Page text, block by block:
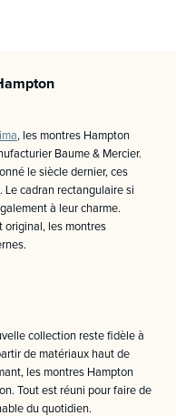
, les montres Hampton
Baume & Mercier.
le siècle dernier, ces
cadran rectangulaire si
à leur charme.
original, les montres
collection reste fidèle à
de matériaux haut de
les montres Hampton
Tout est réuni pour faire de
du quotidien.